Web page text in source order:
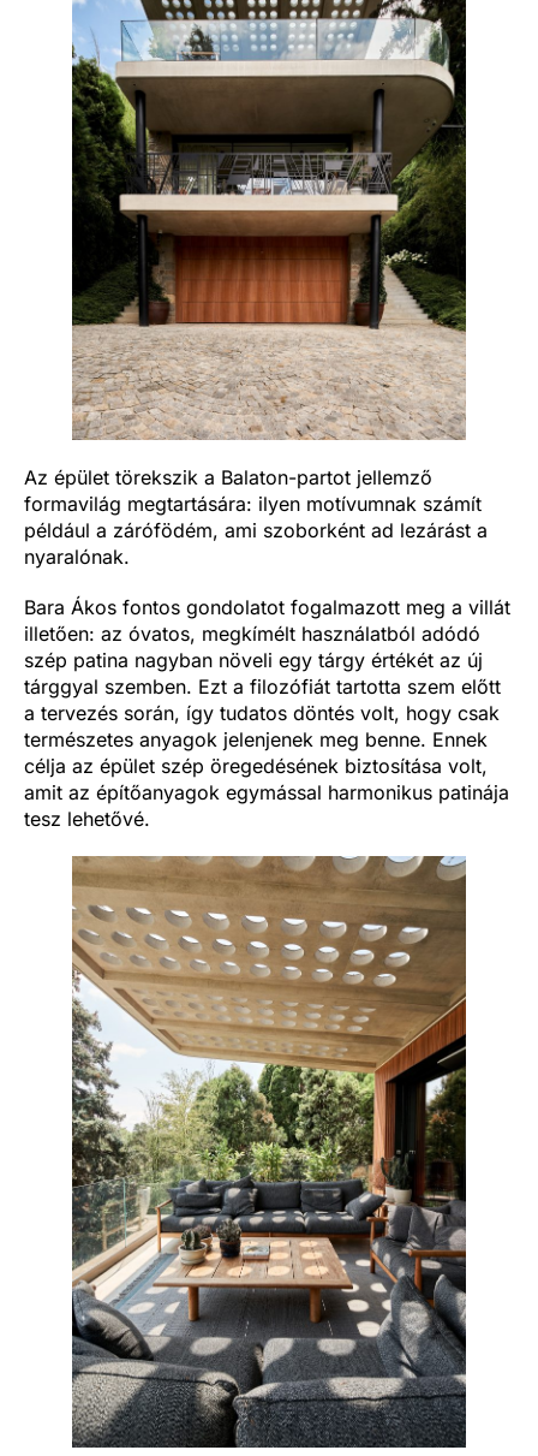
Az épület törekszik a Balaton-partot jellemző
formavilág megtartására: ilyen motívumnak számít
például a zárófödém, ami szoborként ad lezárást a
nyaralónak.
Bara Ákos fontos gondolatot fogalmazott meg a villát
illetően: az óvatos, megkímélt használatból adódó
szép patina nagyban növeli egy tárgy értékét az új
tárggyal szemben. Ezt a filozófiát tartotta szem előtt
a tervezés során, így tudatos döntés volt, hogy csak
természetes anyagok jelenjenek meg benne. Ennek
célja az épület szép öregedésének biztosítása volt,
amit az építőanyagok egymással harmonikus patinája
tesz lehetővé.